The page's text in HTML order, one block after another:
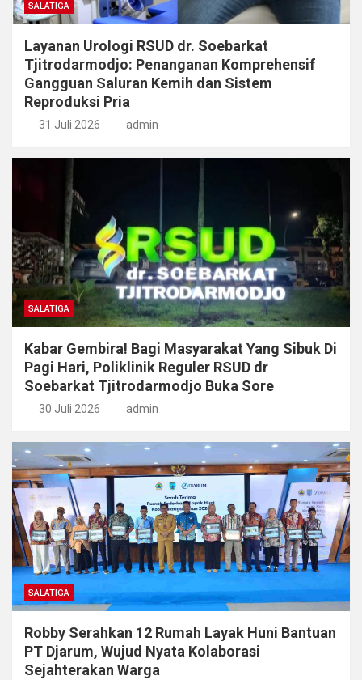
SALATIGA
Layanan Urologi RSUD dr. Soebarkat
Tjitrodarmodjo: Penanganan Komprehensif
Gangguan Saluran Kemih dan Sistem
Reproduksi Pria
31 Juli 2026 admin
SALATIGA
Kabar Gembira! Bagi Masyarakat Yang Sibuk Di
Pagi Hari, Poliklinik Reguler RSUD dr
Soebarkat Tjitrodarmodjo Buka Sore
30 Juli 2026 admin
SALATIGA
Robby Serahkan 12 Rumah Layak Huni Bantuan
PT Djarum, Wujud Nyata Kolaborasi
Sejahterakan Warga